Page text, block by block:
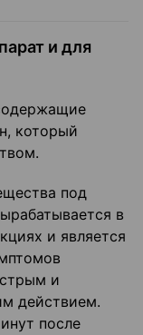
и для
который
под
в
и является
и
действием.
после